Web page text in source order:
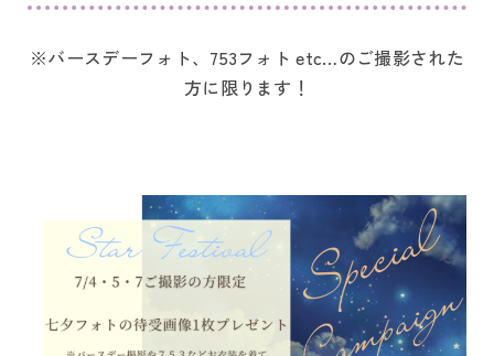
※バースデーフォト、753フォト etc…のご撮影された
方に限ります！